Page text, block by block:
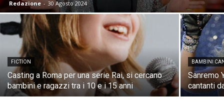
Redazione - 30 Agosto 2024
FICTION
Casting a Roma per una serie Rai, si cercano
bambini e ragazzi tra i 10 e i 15 anni
BAMBINI
Sanremo
cantanti